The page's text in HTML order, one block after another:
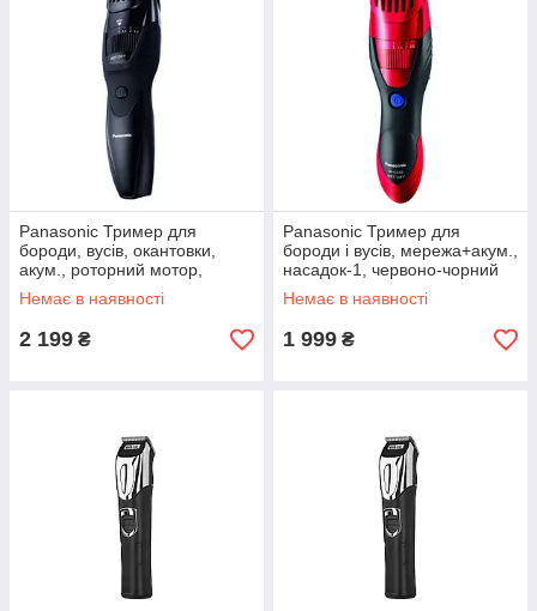
Panasonic Тример для
бороди, вусів, окантовки,
акум., роторний мотор,
насадок-1, сталь, чорний
Немає в наявності
2 199 ₴
Panasonic Тример для
бороди і вусів, мережа+акум.,
насадок-1, червоно-чорний
Немає в наявності
1 999 ₴